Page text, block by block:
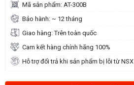
Mã sản phẩm: AT-300B
Bảo hành: ~ 12 tháng
Giao hàng: Trên toàn quốc
Cam kết hàng chính hãng 100%
Hỗ trợ đổi trả khi sản phẩm bị lỗi từ NSX